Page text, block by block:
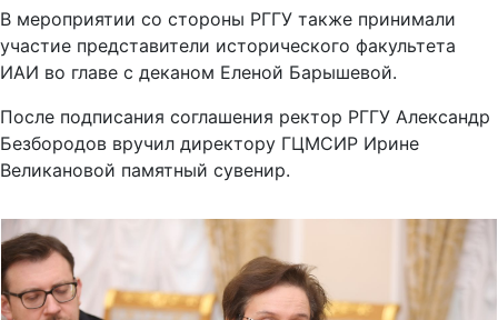
В мероприятии со стороны РГГУ также принимали
участие представители исторического факультета
ИАИ во главе с деканом Еленой Барышевой.
После подписания соглашения ректор РГГУ Александр
Безбородов вручил директору ГЦМСИР Ирине
Великановой памятный сувенир.